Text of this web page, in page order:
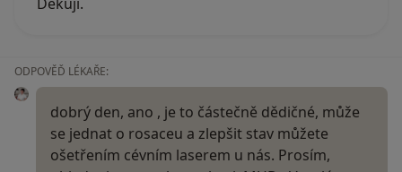
Děkuji.
ODPOVĚĎ LÉKAŘE:
dobrý den, ano , je to částečně dědičné, může
se jednat o rosaceu a zlepšit stav můžete
ošetřením cévním laserem u nás. Prosím,